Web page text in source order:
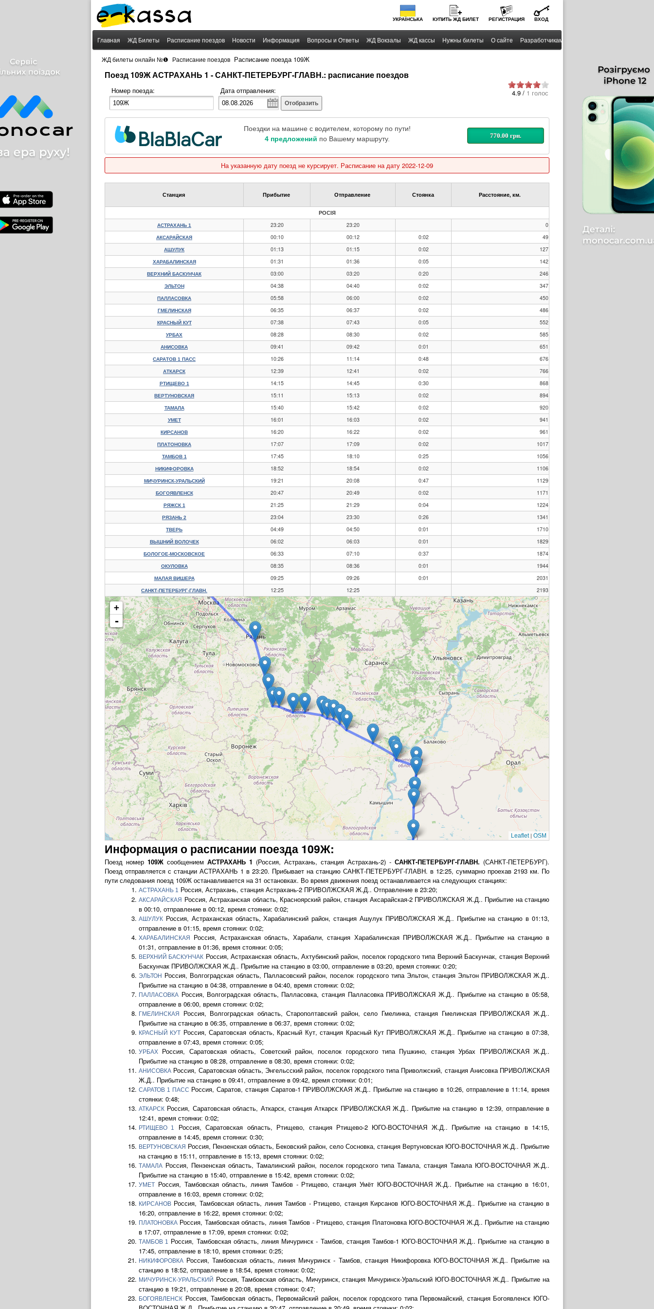
УКРАЇНСЬКА КУПИТЬ ЖД БИЛЕТ РЕГИСТРАЦИЯ ВХОД
Главная ЖД Билеты Расписание поездов Новости Информация Вопросы и Ответы ЖД Вокзалы ЖД кассы Нужны билеты О сайте Разработчикам
ЖД билеты онлайн №❶ Расписание поездов Расписание поезда 109Ж
Поезд 109Ж АСТРАХАНЬ 1 - САНКТ-ПЕТЕРБУРГ-ГЛАВН.: расписание поездов
4.9 / 1 голос
Номер поезда: Дата отправления:
Отобразить
Поездки на машине с водителем, которому по пути!
4 предложений по Вашему маршруту. 770.00 грн.
На указанную дату поезд не курсирует. Расписание на дату 2022-12-09
Станция Прибытие Отправление Стоянка Расстояние, км.
РОСIЯ
АСТРАХАНЬ 1 23:20 23:20 0
АКСАРАЙСКАЯ 00:10 00:12 0:02 49
АШУЛУК 01:13 01:15 0:02 127
ХАРАБАЛИНСКАЯ 01:31 01:36 0:05 142
ВЕРХНИЙ БАСКУНЧАК 03:00 03:20 0:20 246
ЭЛЬТОН 04:38 04:40 0:02 347
ПАЛЛАСОВКА 05:58 06:00 0:02 450
ГМЕЛИНСКАЯ 06:35 06:37 0:02 486
КРАСНЫЙ КУТ 07:38 07:43 0:05 552
УРБАХ 08:28 08:30 0:02 585
АНИСОВКА 09:41 09:42 0:01 651
САРАТОВ 1 ПАСС 10:26 11:14 0:48 676
АТКАРСК 12:39 12:41 0:02 766
РТИЩЕВО 1 14:15 14:45 0:30 868
ВЕРТУНОВСКАЯ 15:11 15:13 0:02 894
ТАМАЛА 15:40 15:42 0:02 920
УМЕТ 16:01 16:03 0:02 941
КИРСАНОВ 16:20 16:22 0:02 961
ПЛАТОНОВКА 17:07 17:09 0:02 1017
ТАМБОВ 1 17:45 18:10 0:25 1056
НИКИФОРОВКА 18:52 18:54 0:02 1106
МИЧУРИНСК-УРАЛЬСКИЙ 19:21 20:08 0:47 1129
БОГОЯВЛЕНСК 20:47 20:49 0:02 1171
РЯЖСК 1 21:25 21:29 0:04 1224
РЯЗАНЬ 2 23:04 23:30 0:26 1341
ТВЕРЬ 04:49 04:50 0:01 1710
ВЫШНИЙ ВОЛОЧЕК 06:02 06:03 0:01 1829
БОЛОГОЕ-МОСКОВСКОЕ 06:33 07:10 0:37 1874
ОКУЛОВКА 08:35 08:36 0:01 1944
МАЛАЯ ВИШЕРА 09:25 09:26 0:01 2031
САНКТ-ПЕТЕРБУРГ-ГЛАВН. 12:25 12:25 2193
+
-
Leaflet| OSM
Информация о расписании поезда 109Ж:
Поезд номер 109Ж сообщением АСТРАХАНЬ 1 (Россия, Астрахань, станция Астрахань-2) - САНКТ-ПЕТЕРБУРГ-ГЛАВН. (САНКТ-ПЕТЕРБУРГ).
Поезд отправляется с станции АСТРАХАНЬ 1 в 23:20. Прибывает на станцию САНКТ-ПЕТЕРБУРГ-ГЛАВН. в 12:25, суммарно проехав 2193 км. По
пути следования поезд 109Ж останавливается на 31 остановках. Во время движения поезд останавливается на следующих станциях:
АСТРАХАНЬ 1 Россия, Астрахань, станция Астрахань-2 ПРИВОЛЖСКАЯ Ж.Д.. Отправление в 23:20;
АКСАРАЙСКАЯ Россия, Астраханская область, Красноярский район, станция Аксарайская-2 ПРИВОЛЖСКАЯ Ж.Д.. Прибытие на станцию
в 00:10, отправление в 00:12, время стоянки: 0:02;
АШУЛУК Россия, Астраханская область, Харабалинский район, станция Ашулук ПРИВОЛЖСКАЯ Ж.Д.. Прибытие на станцию в 01:13,
отправление в 01:15, время стоянки: 0:02;
ХАРАБАЛИНСКАЯ
Россия, Астраханская область, Харабали, станция Харабалинская ПРИВОЛЖСКАЯ Ж.Д.. Прибытие на станцию в
01:31, отправление в 01:36, время стоянки: 0:05;
ВЕРХНИЙ БАСКУНЧАК Россия, Астраханская область, Ахтубинский район, поселок городского типа Верхний Баскунчак, станция Верхний
Баскунчак ПРИВОЛЖСКАЯ Ж.Д.. Прибытие на станцию в 03:00, отправление в 03:20, время стоянки: 0:20;
ЭЛЬТОН Россия, Волгоградская область, Палласовский район, поселок городского типа Эльтон, станция Эльтон ПРИВОЛЖСКАЯ Ж.Д..
Прибытие на станцию в 04:38, отправление в 04:40, время стоянки: 0:02;
ПАЛЛАСОВКА Россия, Волгоградская область, Палласовка, станция Палласовка ПРИВОЛЖСКАЯ Ж.Д.. Прибытие на станцию в 05:58,
отправление в 06:00, время стоянки: 0:02;
ГМЕЛИНСКАЯ
Россия, Волгоградская область, Старополтавский район, село Гмелинка, станция Гмелинская ПРИВОЛЖСКАЯ Ж.Д..
Прибытие на станцию в 06:35, отправление в 06:37, время стоянки: 0:02;
КРАСНЫЙ КУТ Россия, Саратовская область, Красный Кут, станция Красный Кут ПРИВОЛЖСКАЯ Ж.Д.. Прибытие на станцию в 07:38,
отправление в 07:43, время стоянки: 0:05;
УРБАХ
Россия, Саратовская область, Советский район, поселок городского типа Пушкино, станция Урбах ПРИВОЛЖСКАЯ Ж.Д..
Прибытие на станцию в 08:28, отправление в 08:30, время стоянки: 0:02;
АНИСОВКА Россия, Саратовская область, Энгельсский район, поселок городского типа Приволжский, станция Анисовка ПРИВОЛЖСКАЯ
Ж.Д.. Прибытие на станцию в 09:41, отправление в 09:42, время стоянки: 0:01;
САРАТОВ 1 ПАСС Россия, Саратов, станция Саратов-1 ПРИВОЛЖСКАЯ Ж.Д.. Прибытие на станцию в 10:26, отправление в 11:14, время
стоянки: 0:48;
АТКАРСК Россия, Саратовская область, Аткарск, станция Аткарск ПРИВОЛЖСКАЯ Ж.Д.. Прибытие на станцию в 12:39, отправление в
12:41, время стоянки: 0:02;
РТИЩЕВО 1
Россия, Саратовская область, Ртищево, станция Ртищево-2 ЮГО-ВОСТОЧНАЯ Ж.Д.. Прибытие на станцию в 14:15,
отправление в 14:45, время стоянки: 0:30;
ВЕРТУНОВСКАЯ Россия, Пензенская область, Бековский район, село Сосновка, станция Вертуновская ЮГО-ВОСТОЧНАЯ Ж.Д.. Прибытие
на станцию в 15:11, отправление в 15:13, время стоянки: 0:02;
ТАМАЛА Россия, Пензенская область, Тамалинский район, поселок городского типа Тамала, станция Тамала ЮГО-ВОСТОЧНАЯ Ж.Д..
Прибытие на станцию в 15:40, отправление в 15:42, время стоянки: 0:02;
УМЕТ Россия, Тамбовская область, линия Тамбов - Ртищево, станция Умёт ЮГО-ВОСТОЧНАЯ Ж.Д.. Прибытие на станцию в 16:01,
отправление в 16:03, время стоянки: 0:02;
КИРСАНОВ Россия, Тамбовская область, линия Тамбов - Ртищево, станция Кирсанов ЮГО-ВОСТОЧНАЯ Ж.Д.. Прибытие на станцию в
16:20, отправление в 16:22, время стоянки: 0:02;
ПЛАТОНОВКА Россия, Тамбовская область, линия Тамбов - Ртищево, станция Платоновка ЮГО-ВОСТОЧНАЯ Ж.Д.. Прибытие на станцию
в 17:07, отправление в 17:09, время стоянки: 0:02;
ТАМБОВ 1 Россия, Тамбовская область, линия Мичуринск - Тамбов, станция Тамбов-1 ЮГО-ВОСТОЧНАЯ Ж.Д.. Прибытие на станцию в
17:45, отправление в 18:10, время стоянки: 0:25;
НИКИФОРОВКА Россия, Тамбовская область, линия Мичуринск - Тамбов, станция Никифоровка ЮГО-ВОСТОЧНАЯ Ж.Д.. Прибытие на
станцию в 18:52, отправление в 18:54, время стоянки: 0:02;
МИЧУРИНСК-УРАЛЬСКИЙ Россия, Тамбовская область, Мичуринск, станция Мичуринск-Уральский ЮГО-ВОСТОЧНАЯ Ж.Д.. Прибытие на
станцию в 19:21, отправление в 20:08, время стоянки: 0:47;
БОГОЯВЛЕНСК Россия, Тамбовская область, Первомайский район, поселок городского типа Первомайский, станция Богоявленск ЮГО-